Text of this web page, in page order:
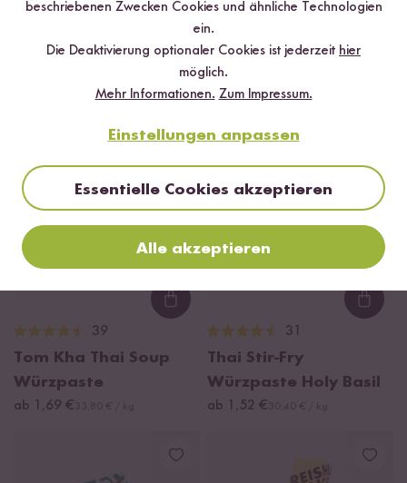
Loading...
30,00 € / kg
Teriyaki Sauce
ab 3,49 €
Loading...
39
Tom Kha Thai Soup
Würzpaste
ab 1,69 €
DU SPARST BIS ZU 10 %
31
Thai Stir-Fry
Würzpaste Holy Basil
ab 1,52 €
beschriebenen Zwecken Cookies und ähnliche Technologien
ein.
Die Deaktivierung optionaler Cookies ist jederzeit hier
möglich.
Mehr Informationen. Zum Impressum.
Einstellungen anpassen
Essentielle Cookies akzeptieren
Alle akzeptieren